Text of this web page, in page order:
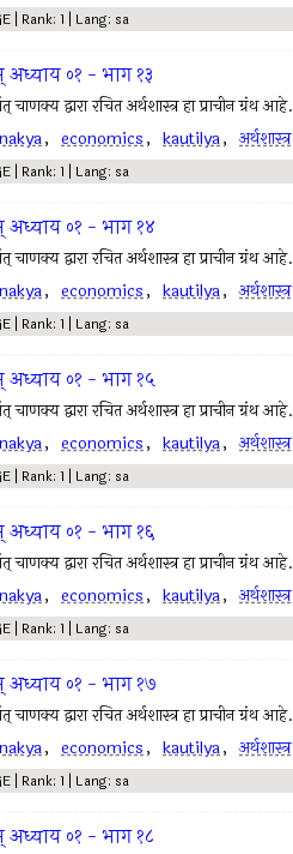
| Rank: 1 | Lang: sa
अध्याय ०१ - भाग १३
चाणक्य द्वारा रचित अर्थशास्त्र हा प्राचीन ग्रंथ आहे.
, economics, kautilya, अर्थशास्त्र
| Rank: 1 | Lang: sa
अध्याय ०१ - भाग १४
चाणक्य द्वारा रचित अर्थशास्त्र हा प्राचीन ग्रंथ आहे.
, economics, kautilya, अर्थशास्त्र
| Rank: 1 | Lang: sa
अध्याय ०१ - भाग १५
चाणक्य द्वारा रचित अर्थशास्त्र हा प्राचीन ग्रंथ आहे.
, economics, kautilya, अर्थशास्त्र
| Rank: 1 | Lang: sa
अध्याय ०१ - भाग १६
चाणक्य द्वारा रचित अर्थशास्त्र हा प्राचीन ग्रंथ आहे.
, economics, kautilya, अर्थशास्त्र
| Rank: 1 | Lang: sa
अध्याय ०१ - भाग १७
चाणक्य द्वारा रचित अर्थशास्त्र हा प्राचीन ग्रंथ आहे.
, economics, kautilya, अर्थशास्त्र
| Rank: 1 | Lang: sa
अध्याय ०१ - भाग १८